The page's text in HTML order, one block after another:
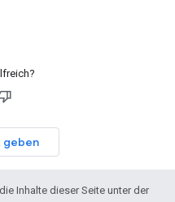
geben
Inhalte dieser Seite unter der